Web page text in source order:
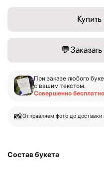
💬
При заказе любого
с вашим текстом.
Совершенно
📸Отправляем фото до доставки
Состав букета